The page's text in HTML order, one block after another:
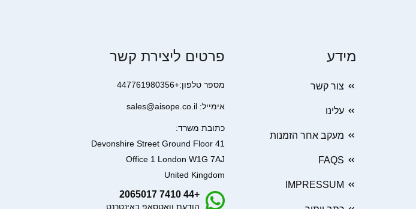
מידע
צור קשר
עלינו
מעקב אחר הזמנות
FAQS
IMPRESSUM
פרטים ליצירת קשר
מספר טלפון:+447761980356
אימייל: sales@aisope.co.il
כתובת משרד:
41 Devonshire Street Ground Floor
Office 1 London W1G 7AJ
United Kingdom
+44 7410 2065017
הודעת וואטסאפ באינטרנט